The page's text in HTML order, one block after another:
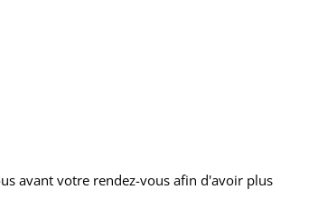
avant votre rendez-vous afin d'avoir plus